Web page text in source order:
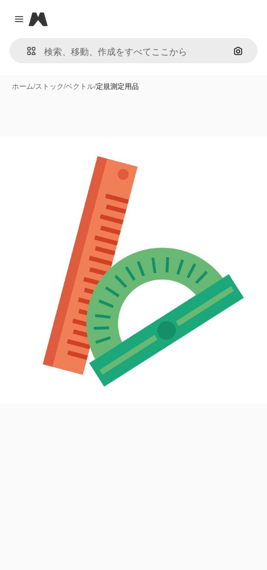
Close menu
Magnific
画像で
ホーム/ストック/ベクトル/定規測定用品